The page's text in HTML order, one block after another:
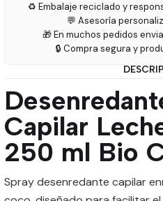
♻️ Embalaje reciclado y
💬 Asesoría
🎁 En muchos pedidos
🔒 Compra segura y
Capilar
250 ml Bio
Spray desenredante capilar